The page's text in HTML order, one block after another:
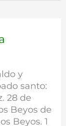
y
santo:
28 de
Beyos de
Beyos. 1